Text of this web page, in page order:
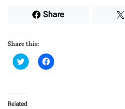
Share
Share this:
C
l
t
o
s
C
l
Related